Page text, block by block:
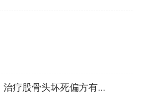
治疗股骨头坏死偏方有...